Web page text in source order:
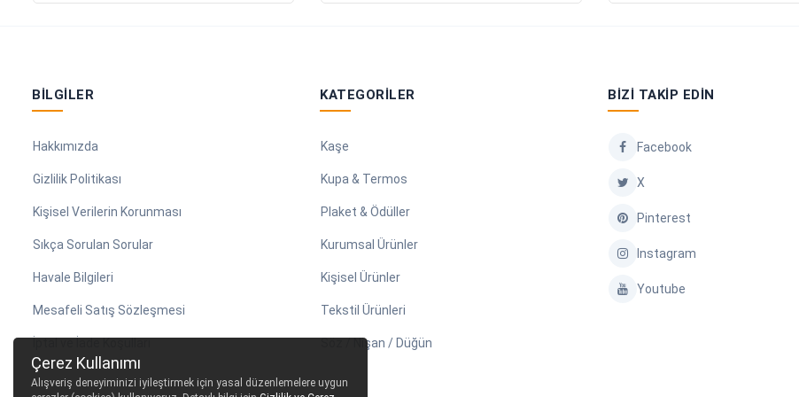
BILGILER
Hakkımızda
Gizlilik Politikası
Kişisel Verilerin Korunması
Sıkça Sorulan Sorular
Havale Bilgileri
Mesafeli Satış Sözleşmesi
İptal ve İade Koşulları
KATEGORILER
Kaşe
Kupa & Termos
Plaket & Ödüller
Kurumsal Ürünler
Kişisel Ürünler
Tekstil Ürünleri
Söz / Nişan / Düğün
BIZI TAKIP EDIN
Facebook
X
Pinterest
Instagram
Youtube
Çerez Kullanımı
Alışveriş deneyiminizi iyileştirmek için yasal düzenlemelere uygun